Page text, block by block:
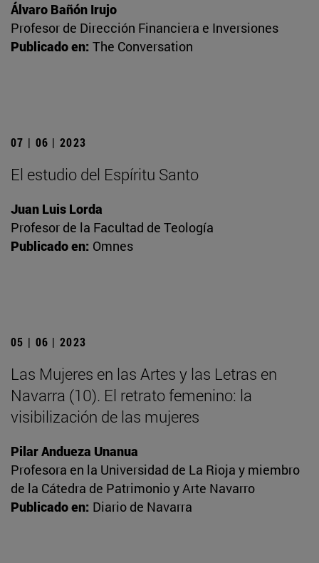
Álvaro Bañón Irujo
Profesor de Dirección Financiera e Inversiones
Publicado en: The Conversation
07 | 06 | 2023
El estudio del Espíritu Santo
Juan Luis Lorda
Profesor de la Facultad de Teología
Publicado en: Omnes
05 | 06 | 2023
Las Mujeres en las Artes y las Letras en
Navarra (10). El retrato femenino: la
visibilización de las mujeres
Pilar Andueza Unanua
Profesora en la Universidad de La Rioja y miembro
de la Cátedra de Patrimonio y Arte Navarro
Publicado en: Diario de Navarra